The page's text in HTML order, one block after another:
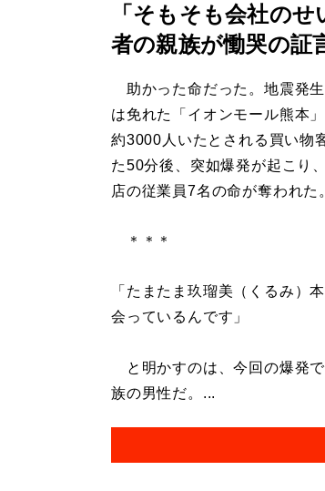
「そもそも会社の
者の親族が慟哭の
助かった命だった。地震発
は免れた「イオンモール熊本
約3000人いたとされる買い物
た50分後、突如爆発が起こり
店の従業員7名の命が奪われた
＊＊＊
「たまたま玖瑠美（くるみ）
会っているんです」
と明かすのは、今回の爆発
族の男性だ。...